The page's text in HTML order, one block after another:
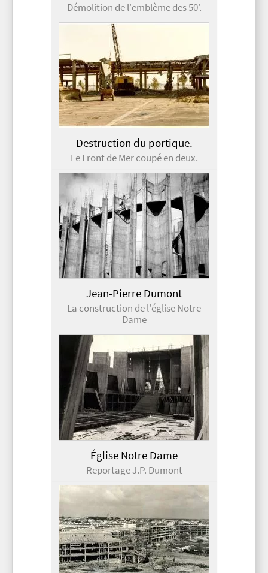
Démolition de l'emblème des 50'.
Destruction du portique.
Le Front de Mer coupé en deux.
Jean-Pierre Dumont
La construction de l'église Notre
Dame
Église Notre Dame
Reportage J.P. Dumont